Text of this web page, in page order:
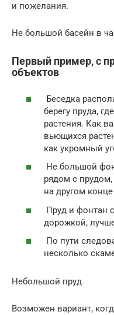
и пожелания.
Не большой басейн в
Первый пример, с
объектов
Беседка
берегу пруда,
растения. Как
вьющихся
как укромный
Не большой
рядом с
на другом конце
Пруд и фонтан
дорожкой,
По пути
несколько
Небольшой пруд
Возможен вариант,